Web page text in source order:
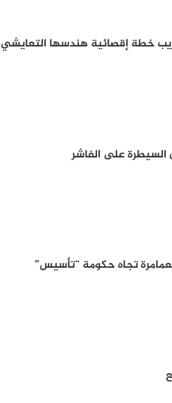
خطة إقصائية هندسها التعايشي
على الفاشر
تجاه حكومة “تأسيس”